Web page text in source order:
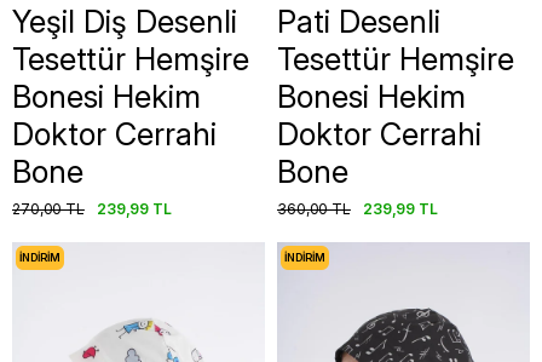
Yeşil Diş Desenli
Tesettür Hemşire
Bonesi Hekim
Doktor Cerrahi
Bone
239,99 TL
270,00 TL
Pati Desenli
Tesettür Hemşire
Bonesi Hekim
Doktor Cerrahi
Bone
239,99 TL
360,00 TL
İNDIRIM İNDIRIM